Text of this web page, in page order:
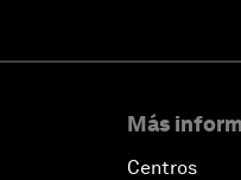
Más
Centros